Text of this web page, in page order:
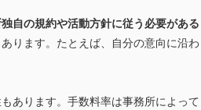
自の規約や活動方針に従う必要がある
ります。たとえば、自分の意向に沿わ
あります。手数料率は事務所によって